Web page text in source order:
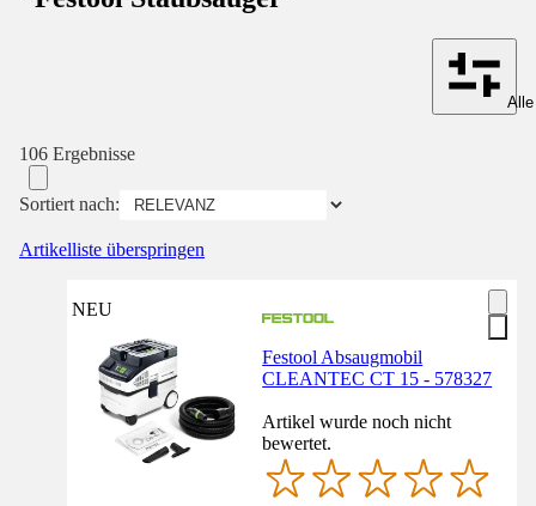
106 Ergebnisse
Sortiert nach:
Artikelliste überspringen
NEU
Festool Absaugmobil
CLEANTEC CT 15 - 578327
Artikel wurde noch nicht
bewertet.